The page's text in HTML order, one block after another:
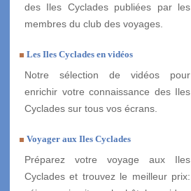
des Iles Cyclades publiées par les
membres du club des voyages.
Les Iles Cyclades en vidéos
Notre sélection de vidéos pour
enrichir votre connaissance des Iles
Cyclades sur tous vos écrans.
Voyager aux Iles Cyclades
Préparez votre voyage aux Iles
Cyclades et trouvez le meilleur prix: